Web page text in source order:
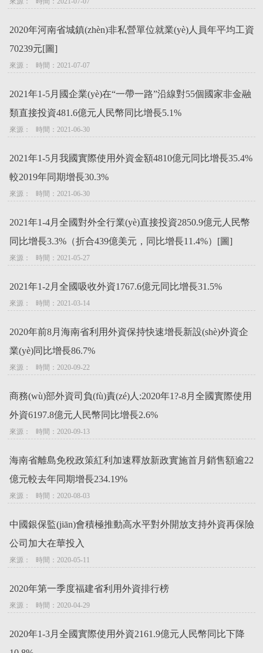
2020年河南省城鎮(zhèn)非私營單位就業(yè)人員年平均工資
70239元[圖]
來源：   時間：2021-07-07
2021年1-5月國企業(yè)在“一帶一路”沿線對55個國家非金融
類直接投資481.6億元人民幣同比增長5.1%
來源：   時間：2021-06-30
2021年1-5月我國實際使用外資金額4810億元同比增長35.4%
較2019年同期增長30.3%
來源：   時間：2021-06-30
2021年1-4月全國對外全行業(yè)直接投資2850.9億元人民幣
同比增長3.3%（折合439億美元，同比增長11.4%）[圖]
來源：   時間：2021-05-27
2021年1-2月全國吸收外資1767.6億元同比增長31.5%
來源：   時間：2021-03-14
2020年前8月海南省利用外資保持快速增長新設(shè)外資企
業(yè)同比增長86.7%
來源：   時間：2020-09-22
商務(wù)部外資司負(fù)責(zé)人:2020年1?-8月全國實際使用
外資6197.8億元人民幣同比增長2.6%
來源：   時間：2020-09-13
海南省離島免稅政策紅利加速釋放新政實施首月銷售額逾22
億元較去年同期增長234.19%
來源：   時間：2020-08-03
中國銀保監(jiān)會積極推動高水平對外開放支持外資再保險
公司加大在華投入
來源：   時間：2020-05-11
2020年第一季度福建省利用外資排行榜
來源：   時間：2020-04-29
2020年1-3月全國實際使用外資2161.9億元人民幣同比下降